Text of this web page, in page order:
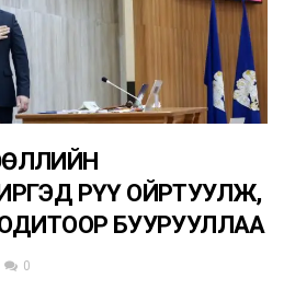
РҮҮ ОЙРТУУЛЖ,
БУУРУУЛЛАА
0